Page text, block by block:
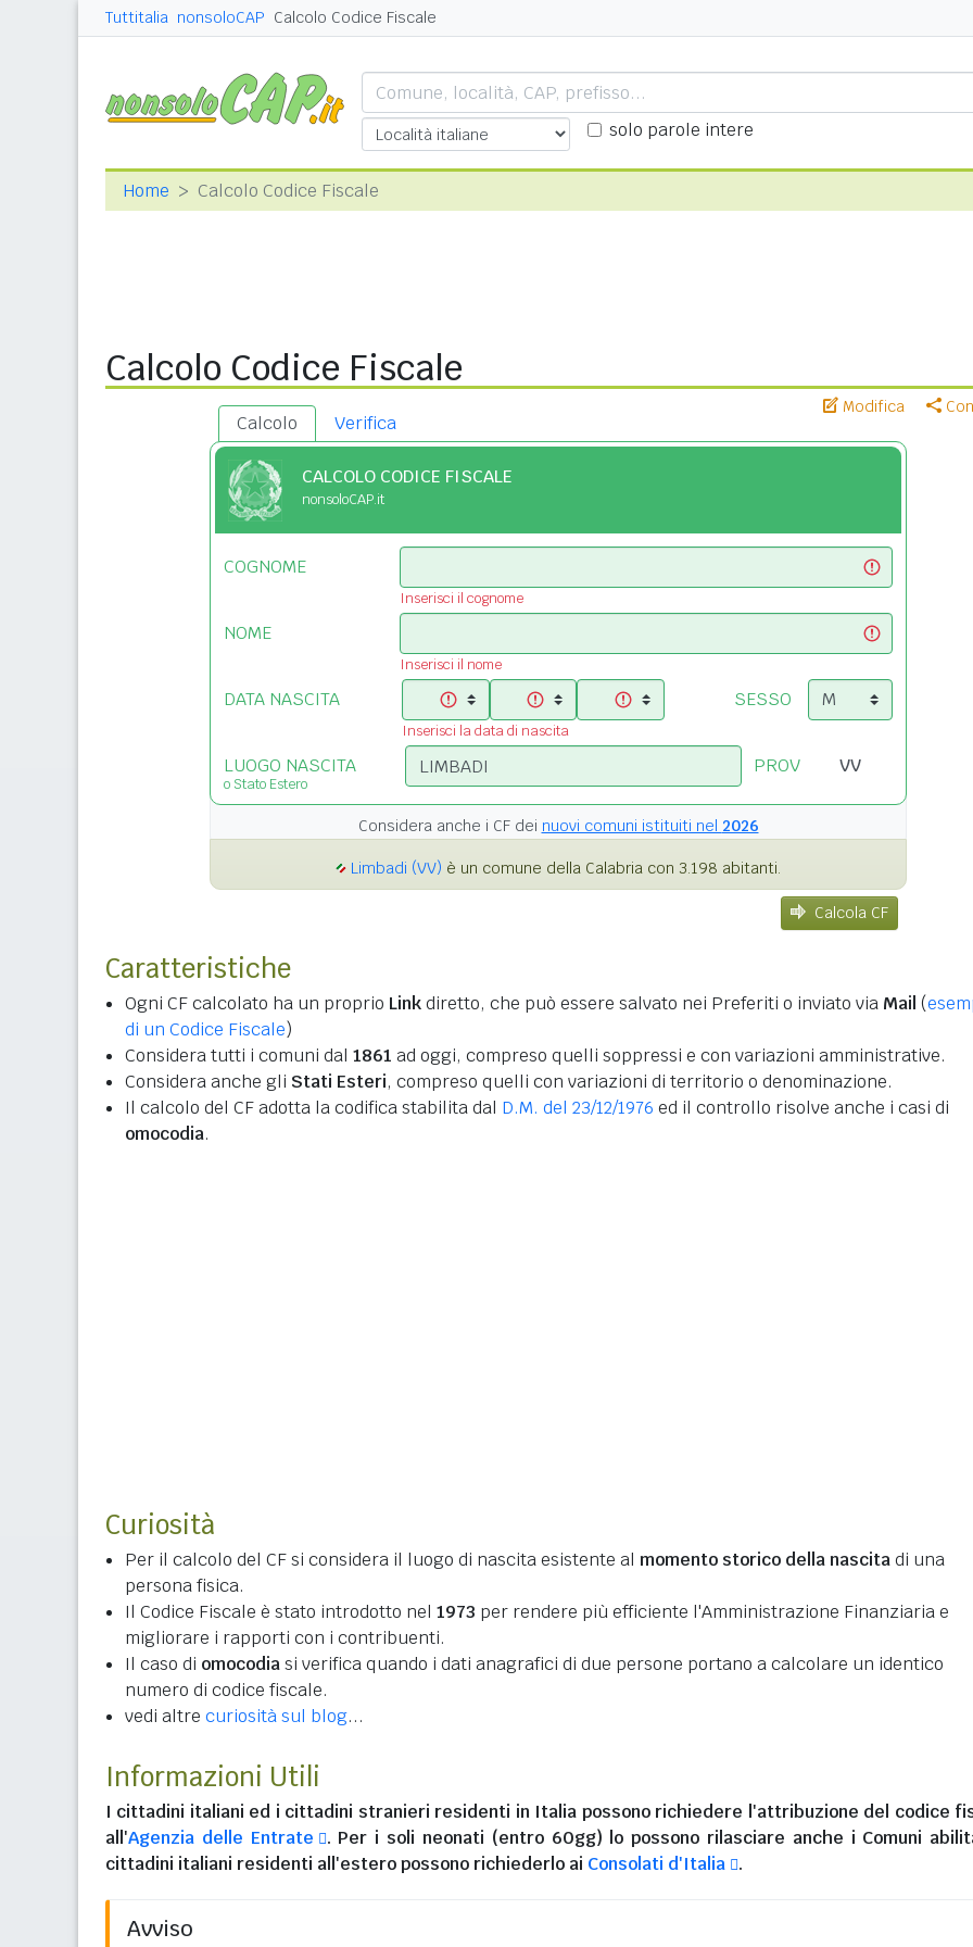
Tuttitalia nonsoloCAP Calcolo Codice Fiscale
solo parole intere
Home Calcolo Codice Fiscale
Calcolo Codice Fiscale
Modifica
Calcolo Verifica
CALCOLO CODICE FISCALE
nonsoloCAP.it
COGNOME
Inserisci il cognome
NOME
Inserisci il nome
DATA NASCITA
Inserisci la data di nascita
SESSO
LUOGO NASCITA
o Stato Estero
PROV
Considera anche i CF dei nuovi comuni istituiti nel 2026
Limbadi (VV) è un comune della Calabria con 3.198 abitanti.
Calcola CF
Caratteristiche
Ogni CF calcolato ha un proprio Linkdiretto, che può essere salvato nei Preferiti o inviato via Mail (
di un Codice Fiscale)
Considera tutti i comuni dal 1861 ad oggi, compreso quelli soppressi e con variazioni amministrative.
Considera anche gli Stati Esteri, compreso quelli con variazioni di territorio o denominazione.
Il calcolo del CF adotta la codifica stabilita dal D.M. del 23/12/1976 ed il controllo risolve anche i casi di
omocodia.
Curiosità
Per il calcolo del CF si considera il luogo di nascita esistente al momento storico della nascitadi una
persona fisica.
Il Codice Fiscale è stato introdotto nel 1973 per rendere più efficiente l'Amministrazione Finanziaria e
migliorare i rapporti con i contribuenti.
Il caso di omocodiasi verifica quando i dati anagrafici di due persone portano a calcolare un identico
numero di codice fiscale.
vedi altre curiosità sul blog...
Informazioni Utili
I cittadini italiani ed i cittadini stranieri residenti in Italia possono richiedere l'attribuzione del codice
all'Agenzia delle Entrate
. Per i soli neonati (entro 60gg) lo possono rilasciare anche i Comuni
cittadini italiani residenti all'esteropossono richiederlo ai Consolati d'Italia .
Avviso